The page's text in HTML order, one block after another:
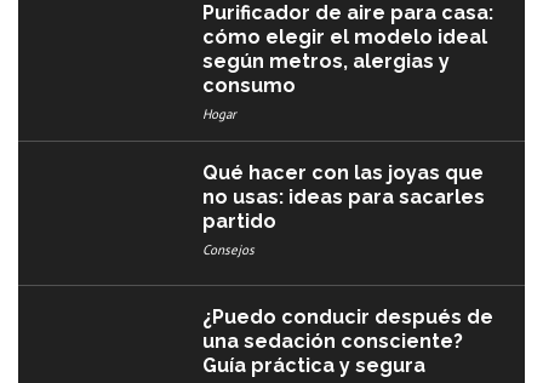
Purificador de aire para casa:
cómo elegir el modelo ideal
según metros, alergias y
consumo
Hogar
Qué hacer con las joyas que
no usas: ideas para sacarles
partido
Consejos
¿Puedo conducir después de
una sedación consciente?
Guía práctica y segura